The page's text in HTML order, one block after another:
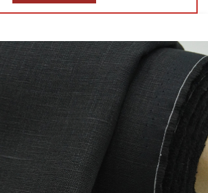
30% ТКАНЬ В ОТРЕЗАХ